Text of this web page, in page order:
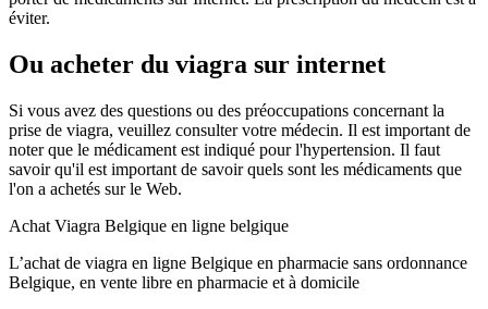
éviter.
Ou acheter du viagra sur internet
Si vous avez des questions ou des préoccupations concernant la
prise de viagra, veuillez consulter votre médecin. Il est important de
noter que le médicament est indiqué pour l'hypertension. Il faut
savoir qu'il est important de savoir quels sont les médicaments que
l'on a achetés sur le Web.
Achat Viagra Belgique en ligne belgique
L’achat de viagra en ligne Belgique en pharmacie sans ordonnance
Belgique, en vente libre en pharmacie et à domicile